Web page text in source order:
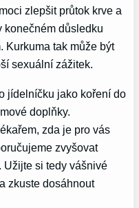
zlepšit průtok krve a
konečném důsledku
Kurkuma tak může být
sexuální zážitek.
jídelníčku jako koření do
doplňky.
zda je pro vás
zvyšovat
Užijte si tedy vášnivé
zkuste dosáhnout